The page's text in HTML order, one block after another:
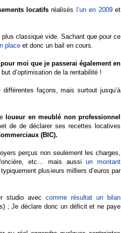
locatifsréalisés l’un en 2009et
classique vide. Sachant que pour ce
place et donc un bail en cours.
moi que je passerai également en
d’optimisation de la rentabilité !
façons, mais surtout jusqu’à
loueur en meublé non professionnel
de de déclarer ses recettes locatives
(BIC).
perçus non seulement les charges,
foncière, etc… mais aussiun montant
plusieurs milliers d’euros par
studio aveccomme résultat un bilan
; Je déclare donc un déficit et ne paye